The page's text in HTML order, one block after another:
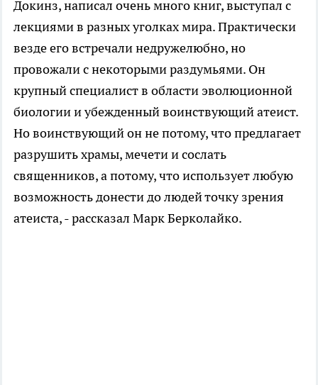
Докинз, написал очень много книг, выступал с
лекциями в разных уголках мира. Практически
везде его встречали недружелюбно, но
провожали с некоторыми раздумьями. Он
крупный специалист в области эволюционной
биологии и убежденный воинствующий атеист.
Но воинствующий он не потому, что предлагает
разрушить храмы, мечети и сослать
священников, а потому, что использует любую
возможность донести до людей точку зрения
атеиста, - рассказал Марк Берколайко.